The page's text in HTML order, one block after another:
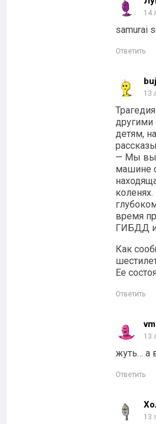
14
samurai
Ответить
13
другими
детям,
— Мы
машине
время
ГИБДД
Как
Ее
Ответить
13
жуть… а
Ответить
13